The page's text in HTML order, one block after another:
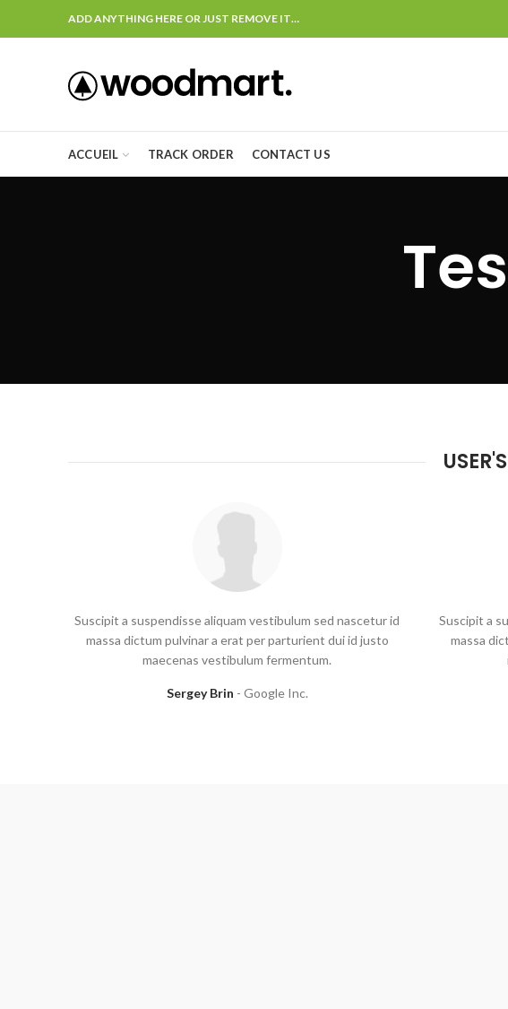
ADD ANYTHING HERE OR JUST REMOVE IT…
ACCUEIL TRACK ORDER CONTACT US
Suscipit a suspendisse aliquam vestibulum sed nascetur id
massa dictum pulvinar a erat per parturient dui id justo
maecenas vestibulum fermentum.
Sergey Brin Google Inc.
Suscipit a
massa